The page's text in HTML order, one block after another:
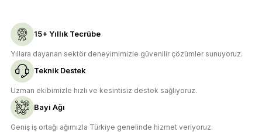
15+ Yıllık Tecrübe
Yıllara dayanan sektör deneyimimizle güvenilir çözümler sunuyoruz.
Teknik Destek
Uzman ekibimizle hızlı ve kesintisiz destek sağlıyoruz.
Bayi Ağı
Geniş iş ortağı ağımızla Türkiye genelinde hizmet veriyoruz.